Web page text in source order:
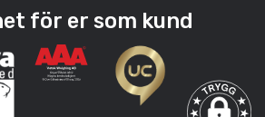
för er som kund